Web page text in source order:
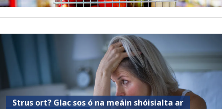
Strus ort? Glac sos ó na meáin shóisialta ar